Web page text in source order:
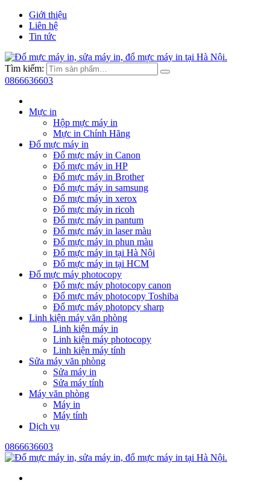
Giới thiệu
Liên hệ
Tin tức
Tìm kiếm:
0866636603
Mực in
Hộp mực máy in
Mực in Chính Hãng
Đổ mực máy in
Đổ mực máy in Canon
Đổ mực máy in HP
Đổ mực máy in Brother
Đổ mực máy in samsung
Đổ mực máy in xerox
Đổ mực máy in ricoh
Đổ mực máy in pantum
Đổ mực máy in laser màu
Đổ mực máy in phun màu
Đổ mực máy in tại Hà Nội
Đổ mực máy in tại HCM
Đổ mực máy photocopy
Đổ mực máy photocopy canon
Đổ mực máy photocopy Toshiba
Đổ mực máy photopcy sharp
Linh kiện máy văn phòng
Linh kiện máy in
Linh kiện máy photocopy
Linh kiện máy tính
Sửa máy văn phòng
Sửa máy in
Sửa máy tính
Máy văn phòng
Máy in
Máy tính
Dịch vụ
0866636603